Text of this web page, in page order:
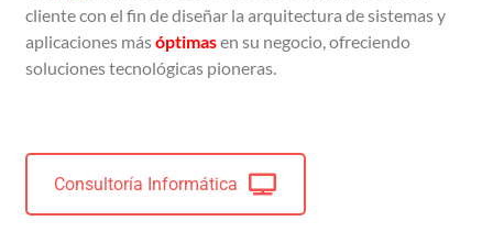
cliente con el fin de diseñar la arquitectura de sistemas y
aplicaciones másóptimasen su negocio, ofreciendo
soluciones tecnológicas pioneras.
Consultoría Informática